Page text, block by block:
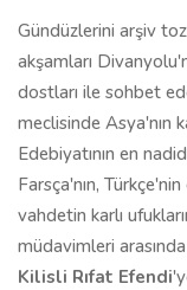
Gündüzlerini arşiv
akşamları
dostları ile sohbet
meclisinde Asya'nın
Edebiyatının en
Farsça'nın,
vahdetin karlı
müdavimleri
Kilisli Rıfat Efendi